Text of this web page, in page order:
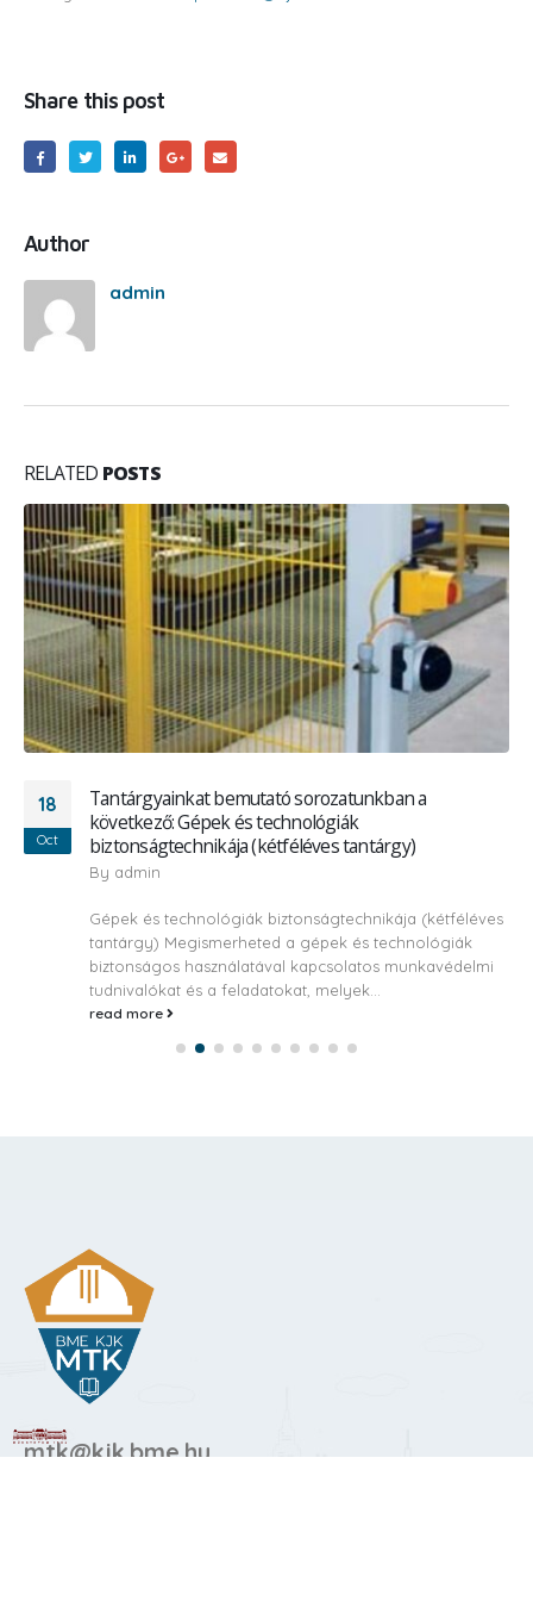
Share this post
Author
admin
RELATED POSTS
18
Oct
Tantárgyainkat bemutató sorozatunkban a
következő: Gépek és technológiák
biztonságtechnikája (kétféléves tantárgy)
By admin
Gépek és technológiák biztonságtechnikája (kétféléves
tantárgy) Megismerheted a gépek és technológiák
biztonságos használatával kapcsolatos munkavédelmi
tudnivalókat és a feladatokat, melyek...
read more
mtk@kjk.bme.hu